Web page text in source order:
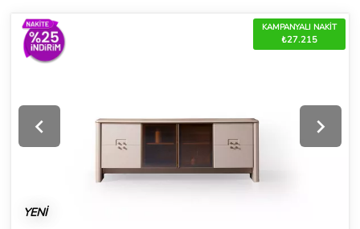
KAMPANYALI NAKİT
₺27.215
YENİ